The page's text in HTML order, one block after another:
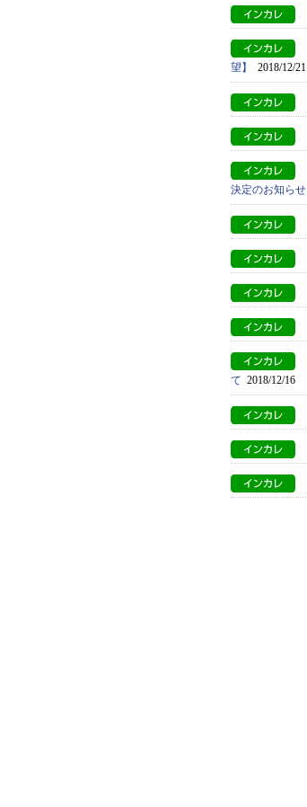
望】
2018/12/21
決定のお知らせ
て 2018/12/16